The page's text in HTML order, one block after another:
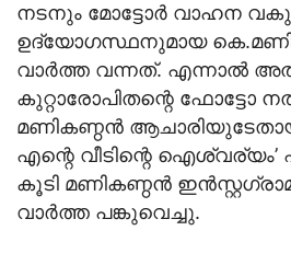
നടനും മോട്ടോർ വാഹന
ഉദ്യോഗസ്ഥനുമായ
വാർത്ത വന്നത്. എന്നാൽ
കുറ്റാരോപിതന്റെ ഫോട്ടോ
മണികണ്ഠൻ
എന്റെ വീടിന്റെ ഐശ്വര്യം’
കൂടി മണികണ്ഠൻ
വാർത്ത പങ്കുവെച്ചു.